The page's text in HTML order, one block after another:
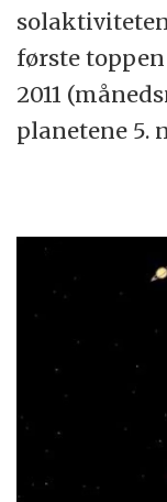
første
2011
planetene 5.